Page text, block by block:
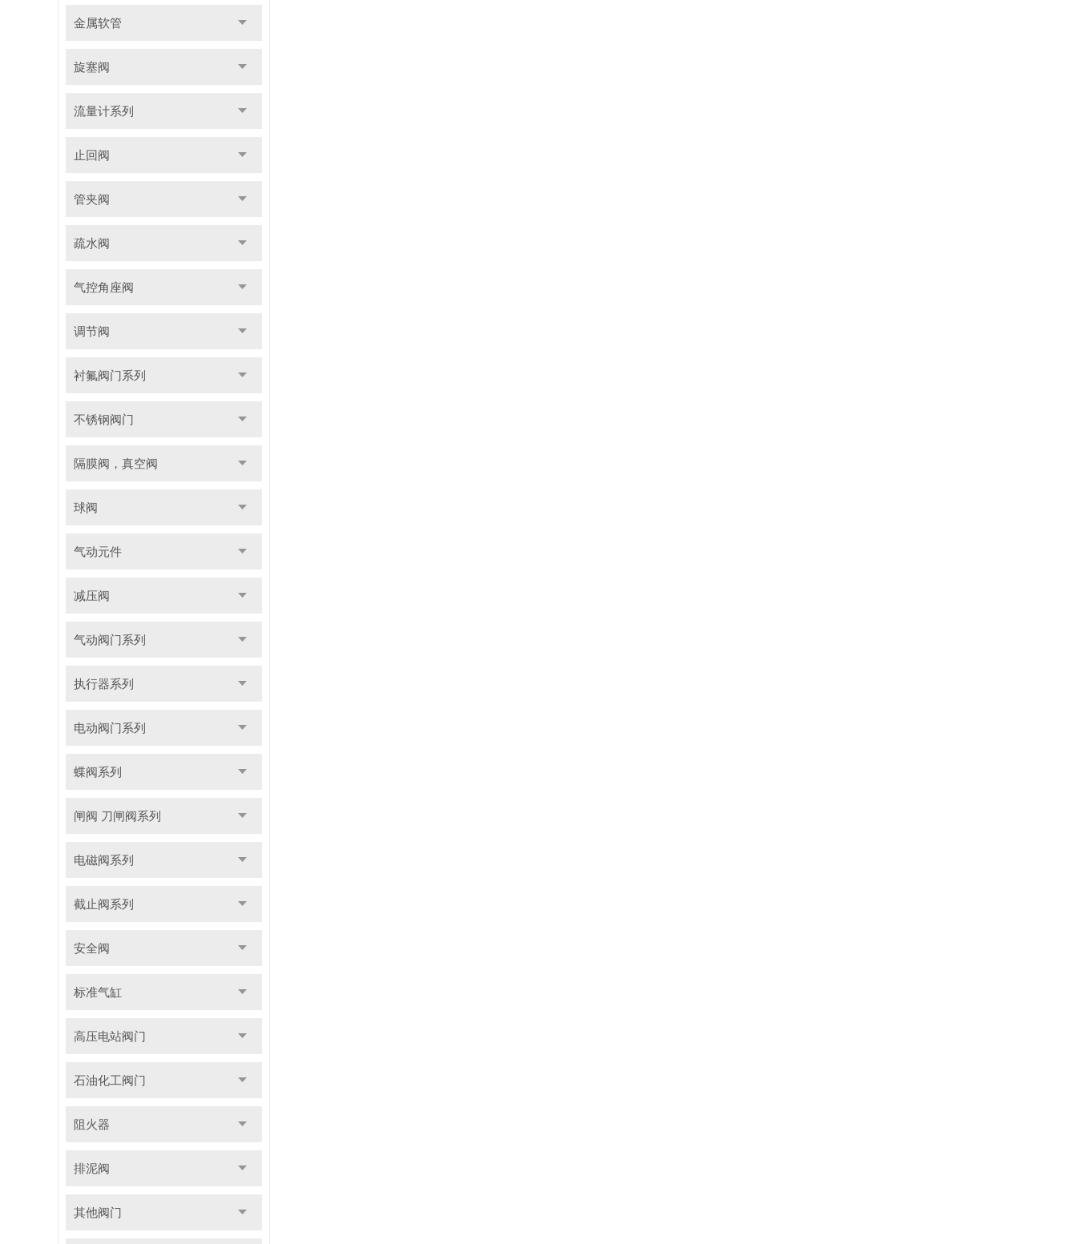
金属软管
旋塞阀
流量计系列
止回阀
管夹阀
疏水阀
气控角座阀
调节阀
衬氟阀门系列
不锈钢阀门
隔膜阀，真空阀
球阀
气动元件
减压阀
气动阀门系列
执行器系列
电动阀门系列
蝶阀系列
闸阀 刀闸阀系列
电磁阀系列
截止阀系列
安全阀
标准气缸
高压电站阀门
石油化工阀门
阻火器
排泥阀
其他阀门